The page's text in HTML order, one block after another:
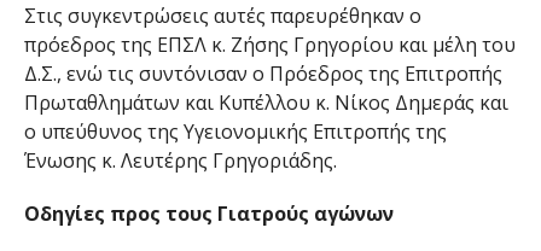
Στις συγκεντρώσεις αυτές παρευρέθηκαν ο
πρόεδρος της ΕΠΣΛ κ. Ζήσης Γρηγορίου και μέλη του
Δ.Σ., ενώ τις συντόνισαν ο Πρόεδρος της Επιτροπής
Πρωταθλημάτων και Κυπέλλου κ. Νίκος Δημεράς και
ο υπεύθυνος της Υγειονομικής Επιτροπής της
Ένωσης κ. Λευτέρης Γρηγοριάδης.
Οδηγίες προς τους Γιατρούς αγώνων